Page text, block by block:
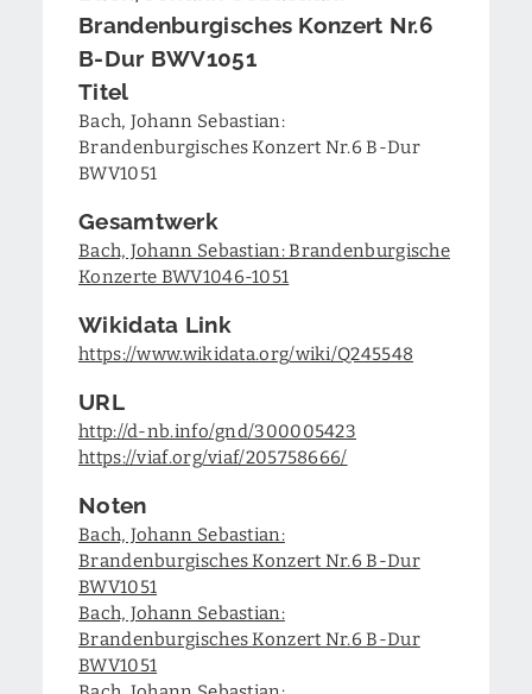
Brandenburgisches Konzert Nr.6
B-Dur BWV1051
Titel
Bach, Johann Sebastian:
Brandenburgisches Konzert Nr.6 B-Dur
BWV1051
Gesamtwerk
Bach, Johann Sebastian: Brandenburgische
Konzerte BWV1046-1051
Wikidata Link
https://www.wikidata.org/wiki/Q245548
URL
http://d-nb.info/gnd/300005423
https://viaf.org/viaf/205758666/
Noten
Bach, Johann Sebastian:
Brandenburgisches Konzert Nr.6 B-Dur
BWV1051
Bach, Johann Sebastian:
Brandenburgisches Konzert Nr.6 B-Dur
BWV1051